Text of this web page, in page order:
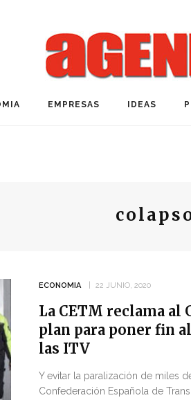
EMPRESAS IDEAS
ECONOMIA 22 JUNIO, 2020
La CETM reclama al
plan para poner fin
las ITV
Y evitar la paralización de miles
Confederación Española de